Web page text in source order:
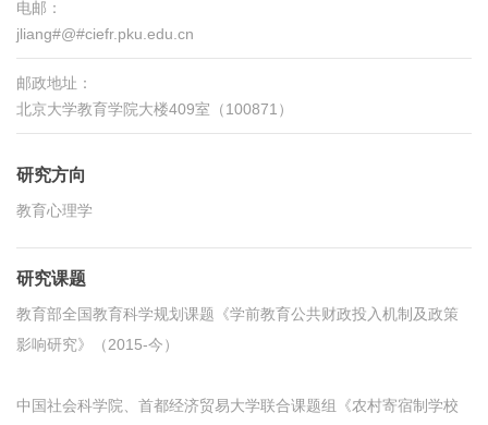
电邮：
jliang#@#ciefr.pku.edu.cn
邮政地址：
北京大学教育学院大楼409室（100871）
研究方向
教育心理学
研究课题
教育部全国教育科学规划课题《学前教育公共财政投入机制及政策
影响研究》（2015-今）
中国社会科学院、首都经济贸易大学联合课题组《农村寄宿制学校